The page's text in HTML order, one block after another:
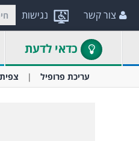
נגישות צור קשר
כדאי לדעת
עריכת פרופיל